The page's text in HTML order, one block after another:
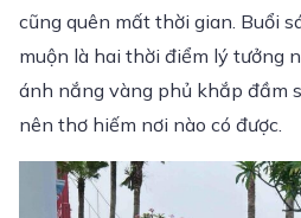
cũng quên mất thời gian. Buổi
muộn là hai thời điểm lý tưởng
ánh nắng vàng phủ khắp đầm
nên thơ hiếm nơi nào có được.